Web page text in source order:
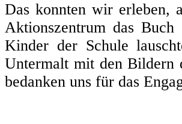
Das konnten wir erleben,
Aktionszentrum das
Kinder der Schule
Untermalt mit den Bildern
bedanken uns für das